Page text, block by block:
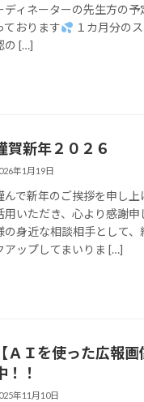
ディネーターの先生方の
ております
１カ月分の
の […]
賀新年２０２６
年1月19日
んで新年のご挨拶を申し
用いただき、心より感謝
の身近な相談相手として
アップしてまいりま […]
【ＡＩを使った広報
！！
年11月10日